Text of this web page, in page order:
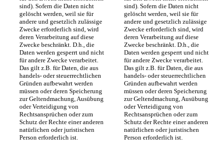
sind). Sofern die Daten nicht
gelöscht werden, weil sie für
andere und gesetzlich zulässige
Zwecke erforderlich sind, wird
deren Verarbeitung auf diese
Zwecke beschränkt. D.h., die
Daten werden gesperrt und nicht
für andere Zwecke verarbeitet.
Das gilt z.B. für Daten, die aus
handels- oder steuerrechtlichen
Gründen aufbewahrt werden
müssen oder deren Speicherung
zur Geltendmachung, Ausübung
oder Verteidigung von
Rechtsansprüchen oder zum
Schutz der Rechte einer anderen
natürlichen oder juristischen
Person erforderlich ist.
sind). Sofern die Daten nicht
gelöscht werden, weil sie für
andere und gesetzlich zulässige
Zwecke erforderlich sind, wird
deren Verarbeitung auf diese
Zwecke beschränkt. D.h., die
Daten werden gesperrt und nicht
für andere Zwecke verarbeitet.
Das gilt z.B. für Daten, die aus
handels- oder steuerrechtlichen
Gründen aufbewahrt werden
müssen oder deren Speicherung
zur Geltendmachung, Ausübung
oder Verteidigung von
Rechtsansprüchen oder zum
Schutz der Rechte einer anderen
natürlichen oder juristischen
Person erforderlich ist.